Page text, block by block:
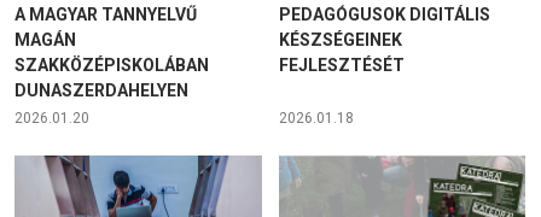
A MAGYAR TANNYELVŰ
MAGÁN
SZAKKÖZÉPISKOLÁBAN
DUNASZERDAHELYEN
2026.01.20
PEDAGÓGUSOK DIGITÁLIS
KÉSZSÉGEINEK
FEJLESZTÉSÉT
2026.01.18